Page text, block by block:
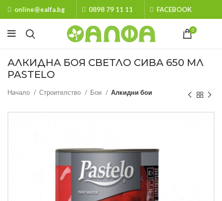
online@ealfa.bg 0898 79 11 11 FACEBOOK
0
АЛКИДНА БОЯ СВЕТЛО СИВА 650 МЛ
PASTELO
Начало Строителство Бои Алкидни бои